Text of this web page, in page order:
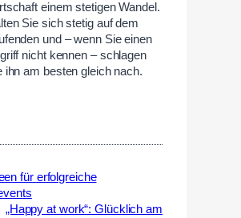
einem stetigen Wandel.
Sie sich stetig auf dem
und – wenn Sie einen
nicht kennen – schlagen
ihn am besten gleich nach.
für erfolgreiche
„Happy at work“: Glücklich am